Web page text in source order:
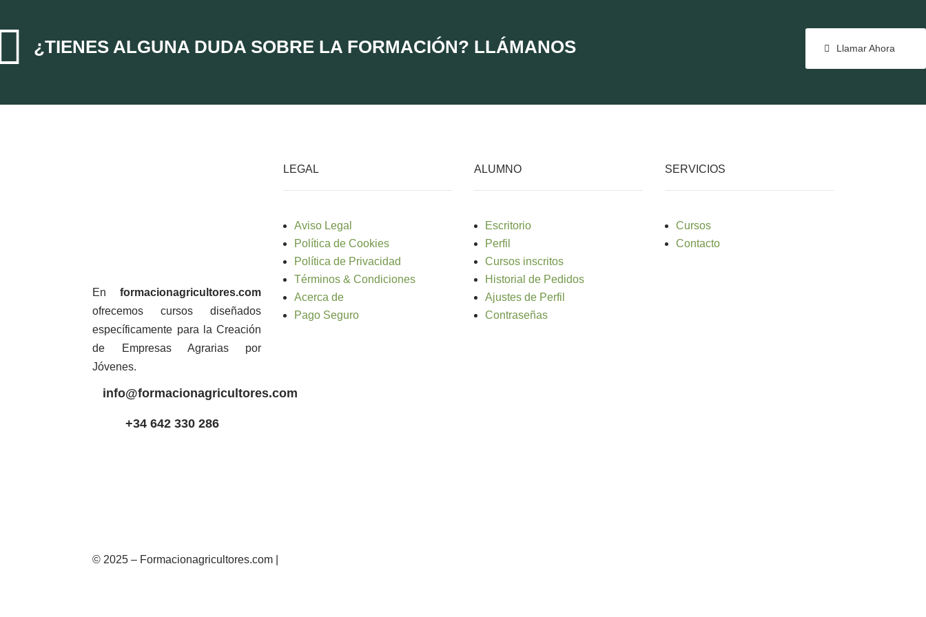
¿TIENES ALGUNA DUDA SOBRE LA FORMACIÓN? LLÁMANOS Llamar Ahora
En formacionagricultores.com
ofrecemos cursos diseñados
específicamente para la Creación
de Empresas Agrarias por
Jóvenes.
info@formacionagricultores.com
+34 642 330 286
LEGAL
Aviso Legal
Política de Cookies
Política de Privacidad
Términos & Condiciones
Acerca de
Pago Seguro
ALUMNO
Escritorio
Perfil
Cursos inscritos
Historial de Pedidos
Ajustes de Perfil
Contraseñas
SERVICIOS
Cursos
Contacto
© 2025 – Formacionagricultores.com |